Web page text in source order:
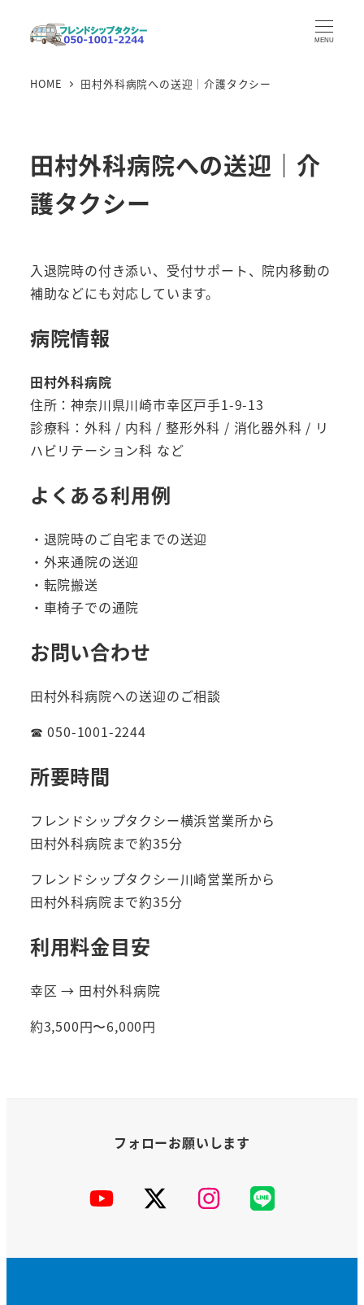
MENU
HOME 田村外科病院への送迎｜介護タクシー
田村外科病院への送迎｜介
護タクシー
入退院時の付き添い、受付サポート、院内移動の
補助などにも対応しています。
病院情報
田村外科病院
住所：神奈川県川崎市幸区戸手1-9-13
診療科：外科 / 内科 / 整形外科 / 消化器外科 / リ
ハビリテーション科 など
よくある利用例
・退院時のご自宅までの送迎
・外来通院の送迎
・転院搬送
・車椅子での通院
お問い合わせ
田村外科病院への送迎のご相談
☎ 050-1001-2244
所要時間
フレンドシップタクシー横浜営業所から
田村外科病院まで約35分
フレンドシップタクシー川崎営業所から
田村外科病院まで約35分
利用料金目安
幸区 → 田村外科病院
約3,500円〜6,000円
YouTubeX Instagram
公
式